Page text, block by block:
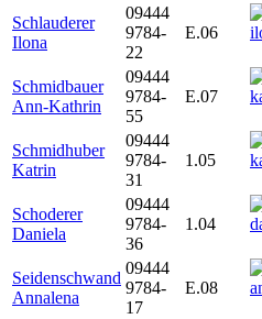
Schlauderer
Ilona
09444
9784-
22
E.06
Schmidbauer
Ann-Kathrin
09444
9784-
55
E.07
Schmidhuber
Katrin
09444
9784-
31
1.05
Schoderer
Daniela
09444
9784-
36
1.04
Seidenschwand
Annalena
09444
9784-
17
E.08